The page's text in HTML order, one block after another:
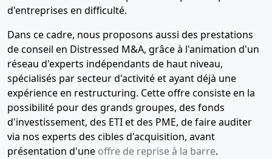
d'entreprises en difficulté.
Dans ce cadre, nous proposons aussi des prestations
de conseil en Distressed M&A, grâce à l'animation d'un
réseau d'experts indépendants de haut niveau,
spécialisés par secteur d'activité et ayant déjà une
expérience en restructuring. Cette offre consiste en la
possibilité pour des grands groupes, des fonds
d'investissement, des ETI et des PME, de faire auditer
via nos experts des cibles d'acquisition, avant
présentation d'une offre de reprise à la barre.